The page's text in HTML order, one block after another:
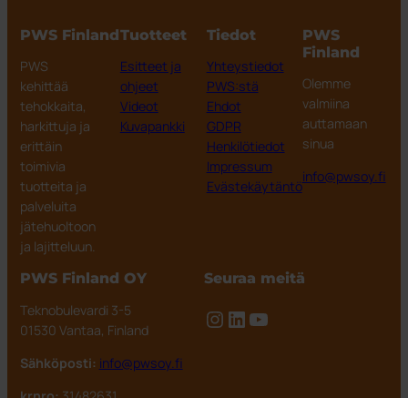
PWS Finland
PWS
kehittää
tehokkaita,
harkittuja ja
erittäin
toimivia
tuotteita ja
palveluita
jätehuoltoon
ja lajitteluun.
Tuotteet
Esitteet ja
ohjeet
Videot
Kuvapankki
Tiedot
Yhteystiedot
PWS:stä
Ehdot
GDPR
Henkilötiedot
Impressum
Evästekäytäntö
PWS
Finland
Olemme
valmiina
auttamaan
sinua
info@pwsoy.fi
PWS Finland OY
Teknobulevardi 3-5
01530 Vantaa, Finland
Sähköposti: info@pwsoy.fi
Seuraa meitä
Instagram
LinkedIn
YouTube